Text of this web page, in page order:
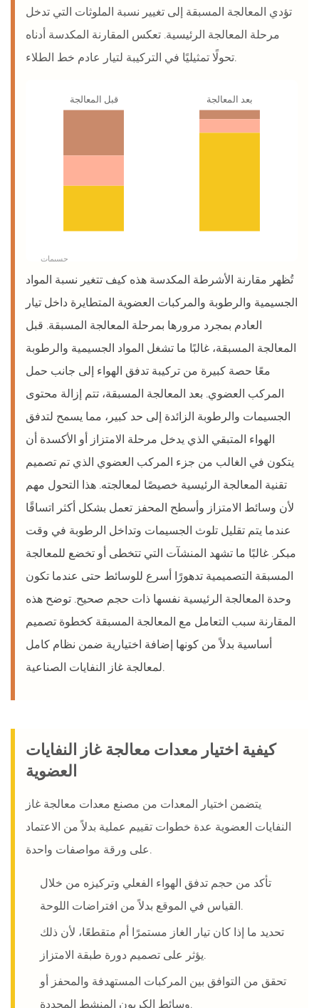
تؤدي المعالجة المسبقة إلى تغيير نسبة الملوثات التي تدخل
مرحلة المعالجة الرئيسية. تعكس المقارنة المكدسة أدناه
تحولًا تمثيليًا في التركيبة لتيار عادم خط الطلاء.
قبل المعالجة بعد المعالجة
جسيمات
تُظهر مقارنة الأشرطة المكدسة هذه كيف تتغير نسبة المواد
الجسيمية والرطوبة والمركبات العضوية المتطايرة داخل تيار
العادم بمجرد مرورها بمرحلة المعالجة المسبقة. قبل
المعالجة المسبقة، غالبًا ما تشغل المواد الجسيمية والرطوبة
معًا حصة كبيرة من تركيبة تدفق الهواء إلى جانب حمل
المركب العضوي. بعد المعالجة المسبقة، تتم إزالة محتوى
الجسيمات والرطوبة الزائدة إلى حد كبير، مما يسمح لتدفق
الهواء المتبقي الذي يدخل مرحلة الامتزاز أو الأكسدة أن
يتكون في الغالب من جزء المركب العضوي الذي تم تصميم
تقنية المعالجة الرئيسية خصيصًا لمعالجته. هذا التحول مهم
لأن وسائط الامتزاز وأسطح المحفز تعمل بشكل أكثر اتساقًا
عندما يتم تقليل تلوث الجسيمات وتداخل الرطوبة في وقت
مبكر. غالبًا ما تشهد المنشآت التي تتخطى أو تخضع للمعالجة
المسبقة التصميمية تدهورًا أسرع للوسائط حتى عندما تكون
وحدة المعالجة الرئيسية نفسها ذات حجم صحيح. توضح هذه
المقارنة سبب التعامل مع المعالجة المسبقة كخطوة تصميم
أساسية بدلاً من كونها إضافة اختيارية ضمن نظام كامل
لمعالجة غاز النفايات الصناعية.
كيفية اختيار معدات معالجة غاز النفايات
العضوية
يتضمن اختيار المعدات من مصنع معدات معالجة غاز
النفايات العضوية عدة خطوات تقييم عملية بدلاً من الاعتماد
على ورقة مواصفات واحدة.
تأكد من حجم تدفق الهواء الفعلي وتركيزه من خلال
القياس في الموقع بدلاً من افتراضات اللوحة.
تحديد ما إذا كان تيار الغاز مستمرًا أم متقطعًا، لأن ذلك
يؤثر على تصميم دورة طبقة الامتزاز.
تحقق من التوافق بين المركبات المستهدفة والمحفز أو
وسائط الكربون المنشط المحددة.